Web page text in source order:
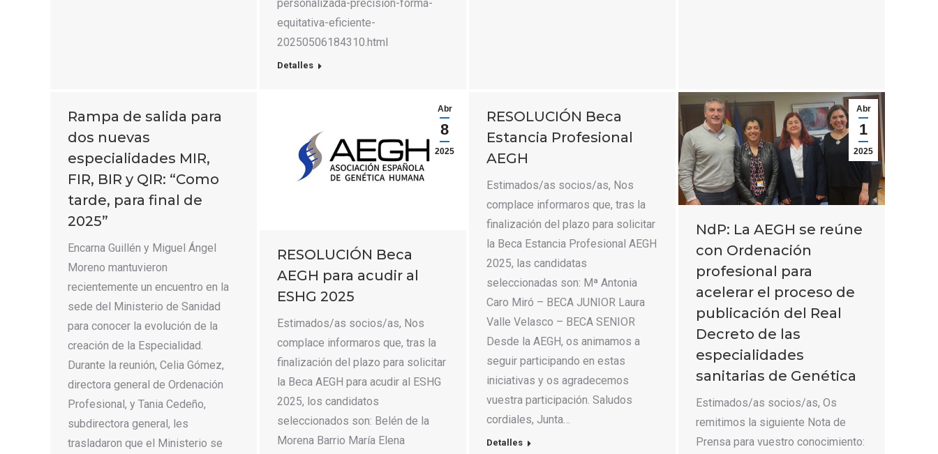
personalizada-precision-forma-
equitativa-eficiente-
20250506184310.html
Detalles
Rampa de salida para
dos nuevas
especialidades MIR,
FIR, BIR y QIR: “Como
tarde, para final de
2025”
Encarna Guillén y Miguel Ángel
Moreno mantuvieron
recientemente un encuentro en la
sede del Ministerio de Sanidad
para conocer la evolución de la
creación de la Especialidad.
Durante la reunión, Celia Gómez,
directora general de Ordenación
Profesional, y Tania Cedeño,
subdirectora general, les
trasladaron que el Ministerio se
Abr
8
2025
RESOLUCIÓN Beca
AEGH para acudir al
ESHG 2025
Estimados/as socios/as, Nos
complace informaros que, tras la
finalización del plazo para solicitar
la Beca AEGH para acudir al ESHG
2025, los candidatos
seleccionados son: Belén de la
Morena Barrio María Elena
RESOLUCIÓN Beca
Estancia Profesional
AEGH
Estimados/as socios/as, Nos
complace informaros que, tras la
finalización del plazo para solicitar
la Beca Estancia Profesional AEGH
2025, las candidatas
seleccionadas son: Mª Antonia
Caro Miró – BECA JUNIOR Laura
Valle Velasco – BECA SENIOR
Desde la AEGH, os animamos a
seguir participando en estas
iniciativas y os agradecemos
vuestra participación. Saludos
cordiales, Junta…
Detalles
Abr
1
2025
NdP: La AEGH se reúne
con Ordenación
profesional para
acelerar el proceso de
publicación del Real
Decreto de las
especialidades
sanitarias de Genética
Estimados/as socios/as, Os
remitimos la siguiente Nota de
Prensa para vuestro conocimiento: